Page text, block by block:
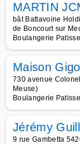
MARTIN
bât Battavoine
de Boncourt sur
Boulangerie
Maison
730 avenue
Meuse)
Boulangerie
Jérémy
9 rue Gambetta